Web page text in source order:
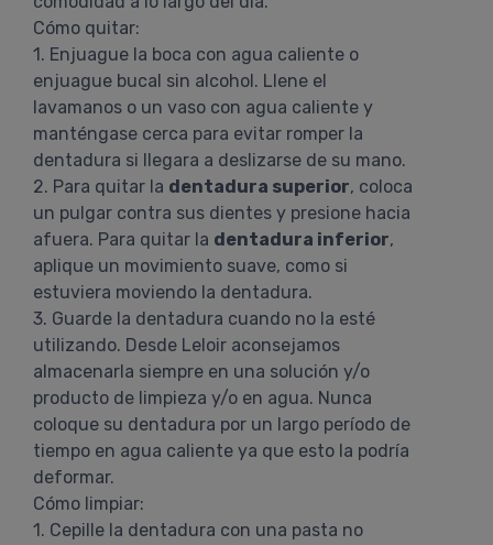
Cómo quitar:
1. Enjuague la boca con agua caliente o
enjuague bucal sin alcohol. Llene el
lavamanos o un vaso con agua caliente y
manténgase cerca para evitar romper la
dentadura si llegara a deslizarse de su mano.
2. Para quitar la dentadura superior, coloca
un pulgar contra sus dientes y presione hacia
afuera. Para quitar la dentadura inferior,
aplique un movimiento suave, como si
estuviera moviendo la dentadura.
3. Guarde la dentadura cuando no la esté
utilizando. Desde Leloir aconsejamos
almacenarla siempre en una solución y/o
producto de limpieza y/o en agua. Nunca
coloque su dentadura por un largo período de
tiempo en agua caliente ya que esto la podría
deformar.
Cómo limpiar:
1. Cepille la dentadura con una pasta no